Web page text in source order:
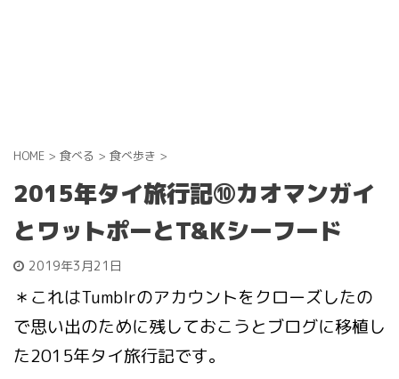
HOME > 食べる > 食べ歩き >
2015年タイ旅行記⑩カオマンガイ
とワットポーとT&Kシーフード
2019年3月21日
＊これはTumblrのアカウントをクローズしたの
で思い出のために残しておこうとブログに移植し
た2015年タイ旅行記です。